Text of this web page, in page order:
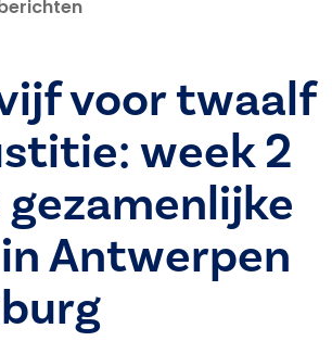
voor twaalf
week 2
Antwerpen